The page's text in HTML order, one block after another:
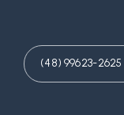
(48) 99623-2625